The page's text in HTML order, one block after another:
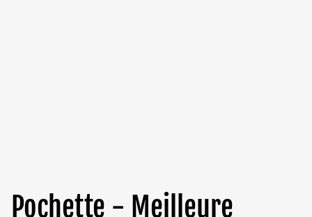
Pochette - Meilleure